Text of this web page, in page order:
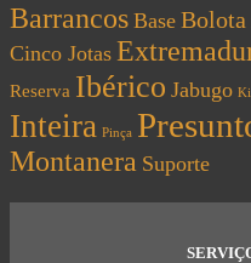
Barrancos Base Bolota
Cinco Jotas
Reserva Ibérico Jabugo
Inteira Pinça
Montanera Suporte